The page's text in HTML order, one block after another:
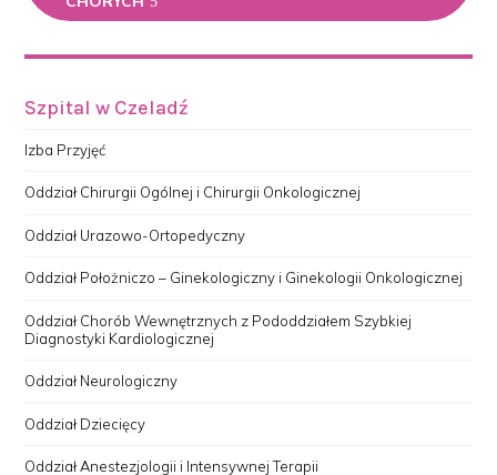
Szpital w Czeladź
Izba Przyjęć
Oddział Chirurgii Ogólnej i Chirurgii Onkologicznej
Oddział Urazowo-Ortopedyczny
Oddział Położniczo – Ginekologiczny i Ginekologii Onkologicznej
Oddział Chorób Wewnętrznych z Pododdziałem Szybkiej
Diagnostyki Kardiologicznej
Oddział Neurologiczny
Oddział Dziecięcy
Oddział Anestezjologii i Intensywnej Terapii